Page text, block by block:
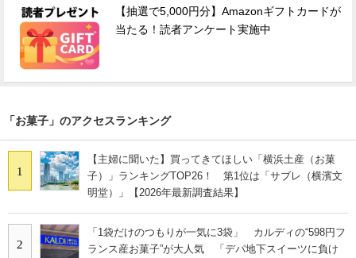
【抽選で5,000円分】Amazonギフトカードが
当たる！読者アンケート実施中
「お菓子」のアクセスランキング
1
【主婦に聞いた】買ってきてほしい「横浜土産（お菓
子）」ランキングTOP26！ 第1位は「サブレ（横濱文
明堂）」【2026年最新調査結果】
2
「1袋だけのつもりが一気に3袋」 カルディの“598円フ
ランス産お菓子”が大人気 「デパ地下スイーツに負け